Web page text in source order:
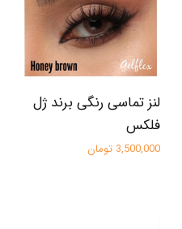
لنز تماسی رنگی برند ژل
فلکس
3,500,000 تومان